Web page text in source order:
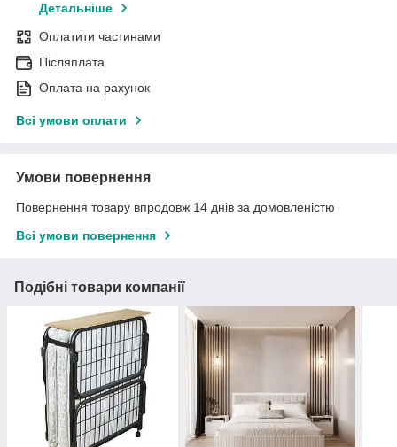
Детальніше
Оплатити частинами
Післяплата
Оплата на рахунок
Всі умови оплати
Умови повернення
Повернення товару впродовж 14 днів за домовленістю
Всі умови повернення
Подібні товари компанії